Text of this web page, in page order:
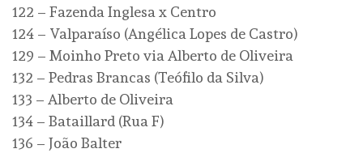
122 – Fazenda Inglesa x Centro
124 – Valparaíso (Angélica Lopes de Castro)
129 – Moinho Preto via Alberto de Oliveira
132 – Pedras Brancas (Teófilo da Silva)
133 – Alberto de Oliveira
134 – Bataillard (Rua F)
136 – João Balter